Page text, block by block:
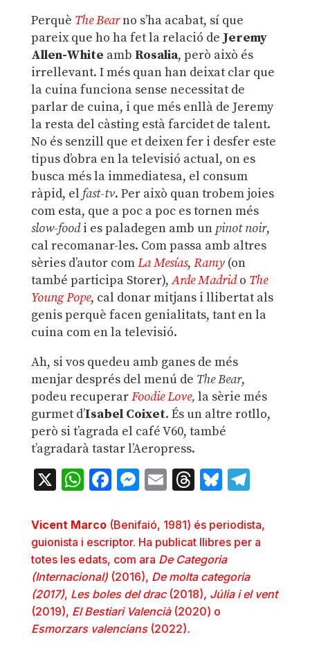
Perquè The Bearno s’ha acabat, sí que
pareix que ho ha fet la relació de Jeremy
Allen-White amb Rosalia, però això és
irrellevant. I més quan han deixat clar que
la cuina funciona sense necessitat de
parlar de cuina, i que més enllà de Jeremy
la resta del càsting està farcidet de talent.
No és senzill que et deixen fer i desfer este
tipus d’obra en la televisió actual, on es
busca més la immediatesa, el consum
ràpid, el fast-tv. Per això quan trobem joies
com esta, que a poc a poc es tornen més
slow-foodi es paladegen amb un pinot noir,
cal recomanar-les. Com passa amb altres
sèries d’autor comLa Mesías, Ramy(on
també participa Storer),Arde Madrid o The
Young Pope, cal donar mitjans i llibertat als
genis perquè facen genialitats, tant en la
cuina com en la televisió.
Ah, si vos quedeu amb ganes de més
menjar després del menú de The Bear,
podeu recuperarFoodie Love, la sèrie més
gurmet d’Isabel Coixet. És un altre rotllo,
però si t’agrada el café V60, també
t’agradarà tastar l’Aeropress.
X WhatsApp
Facebook
Messenger
EmailThreads
Bluesky
Vicent Marco(Benifaió, 1981) és periodista,
guionista i escriptor. Ha publicat llibres per a
totes les edats, com ara De Categoria
(Internacional)(2016), De molta categoria
(2017), Les boles del drac(2018), Júlia i el vent
(2019), El Bestiari Valencià(2020) o
Esmorzars valencians(2022).